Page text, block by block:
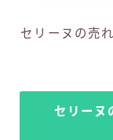
セリーヌの売
セリーヌ